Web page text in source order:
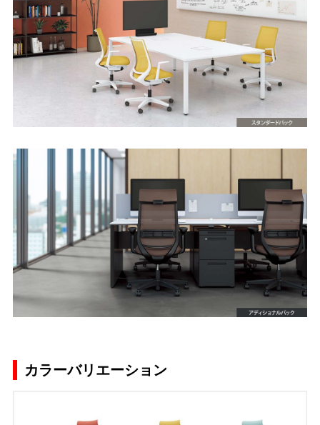
カラーバリエーション